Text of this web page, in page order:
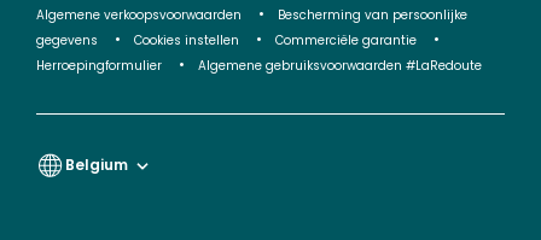
Algemene verkoopsvoorwaarden
Bescherming van persoonlijke
gegevens
Cookies instellen
Commerciële garantie
Herroepingformulier
Algemene gebruiksvoorwaarden #LaRedoute
Belgium